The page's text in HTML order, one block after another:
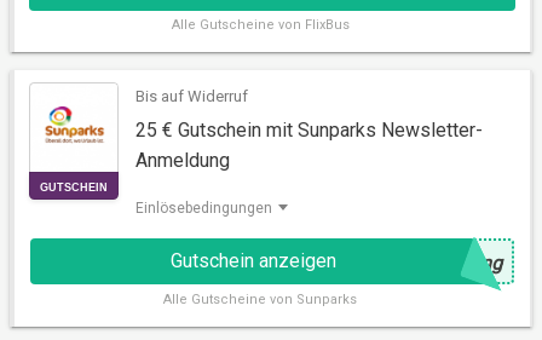
AKTION
Alle Gutscheine von FlixBus
Bis auf Widerruf
25 € Gutschein mit Sunparks Newsletter-
Anmeldung
Einlösebedingungen
Gutschein anzeigen @ ung
Alle Gutscheine von Sunparks